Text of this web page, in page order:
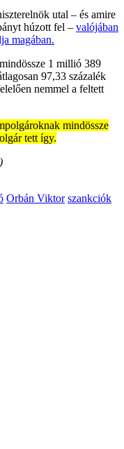
utal – és amire
húzott fel – valójában
magában.
1 millió 389
97,33 százalék
nemmel a feltett
mindössze
tett így.
Orbán Viktor szankciók